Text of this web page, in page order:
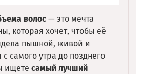
волос — это мечта
которая хочет, чтобы её
пышной, живой и
самого утра до позднего
ищете самый лучший